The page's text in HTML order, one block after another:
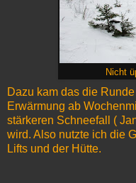
Nicht
Dazu kam das die
Erwärmung ab
stärkeren Schneefall (
wird. Also nutzte ich die
Lifts und der Hütte.